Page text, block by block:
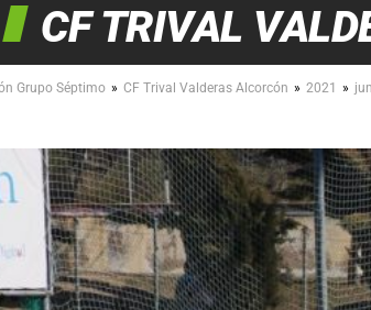
CF TRIVAL
Grupo Séptimo » CF Trival Valderas Alcorcón » 2021 »